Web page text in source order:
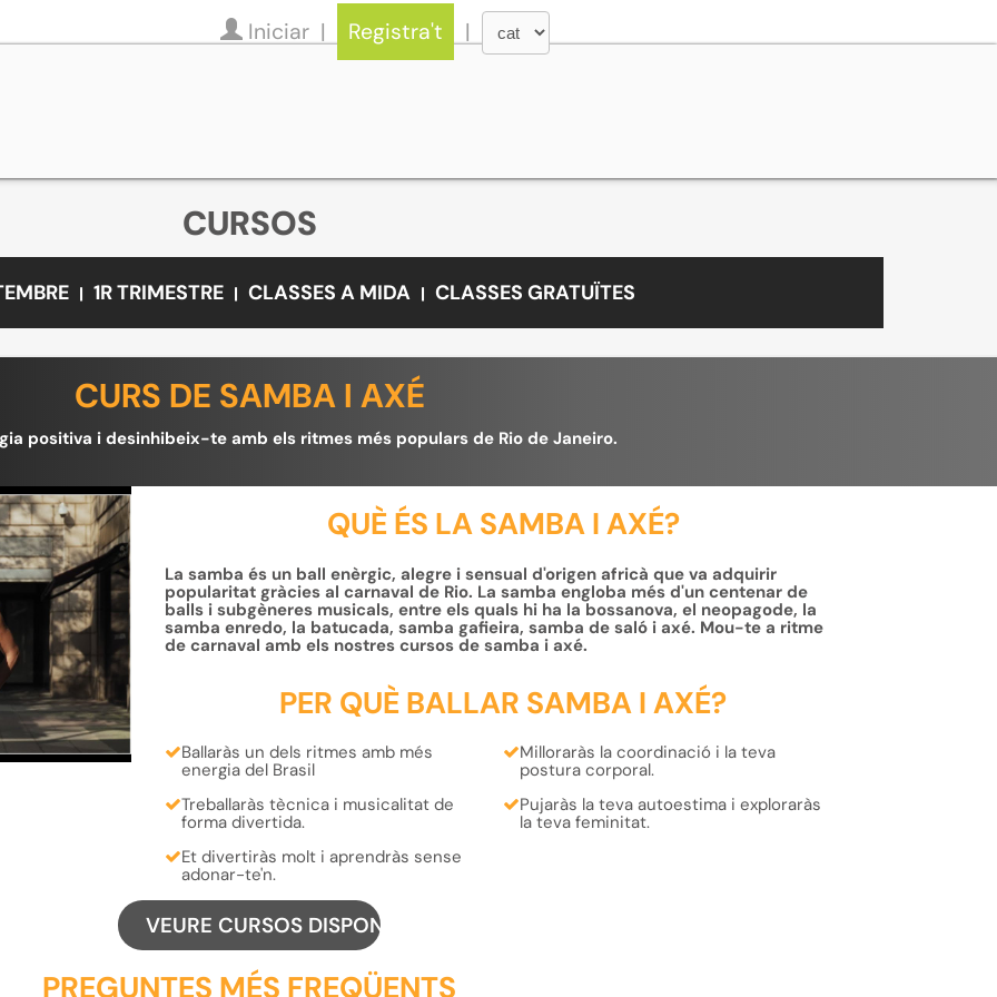
Iniciar Registra't
CURSOS
1R TRIMESTRE CLASSES A MIDA CLASSES GRATUÏTES
CURS DE SAMBA I AXÉ
positiva i desinhibeix-te amb els ritmes més populars de Rio de Janeiro.
QUÈ ÉS LA SAMBA I AXÉ?
La samba és un ball enèrgic, alegre i sensual d'origen africà que va adquirir
popularitat gràcies al carnaval de Rio. La samba engloba més d'un centenar de
balls i subgèneres musicals, entre els quals hi ha la bossanova, el neopagode, la
samba enredo, la batucada, samba gafieira, samba de saló i axé. Mou-te a ritme
de carnaval amb els nostres cursos de samba i axé.
PER QUÈ BALLAR SAMBA I AXÉ?
Ballaràs un dels ritmes amb més
energia del Brasil
Milloraràs lacoordinació i la teva
postura corporal.
Treballaràs tècnicai musicalitatde
forma divertida.
Pujaràs la tevaautoestima i exploraràs
la tevafeminitat.
Et divertiràs molt i aprendràs sense
adonar-te'n.
VEURE CURSOS DISPONIBLES
PREGUNTES MÉS FREQÜENTS